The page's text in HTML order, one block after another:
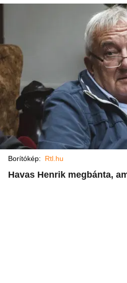
Borítókép: Rtl.hu
Havas Henrik megbánta,